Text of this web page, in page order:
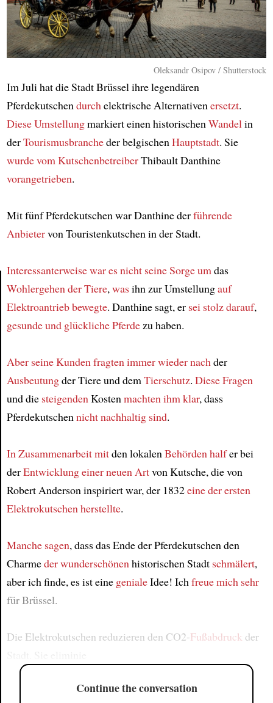
Article
Oleksandr Osipov / Shutterstock
Im Juli hat die Stadt Brüssel ihre legendären
Pferdekutschendurchelektrische Alternativenersetzt.
Diese Umstellungmarkiert einen historischenWandelin
derTourismusbrancheder belgischenHauptstadt. Sie
wurdevom KutschenbetreiberThibault Danthine
vorangetrieben.
Mit fünf Pferdekutschen war Danthine derführende
Anbietervon Touristenkutschen in der Stadt.
Interessanterweisewar es nicht seine Sorge umdas
Wohlergehen der Tiere,wasihn zur Umstellungauf
Elektroantriebbewegte. Danthine sagt, er sei stolz darauf,
gesunde und glückliche Pferdezu haben.
Aber seine Kundenfragten immer wieder nachder
Ausbeutungder Tiere und demTierschutz. Diese Fragen
und die steigendenKostenmachten ihm klar, dass
Pferdekutschennicht nachhaltig sind.
In Zusammenarbeit mitden lokalenBehördenhalfer bei
derEntwicklungeiner neuen Artvon Kutsche, die von
Robert Anderson inspiriert war, der 1832eine der ersten
Elektrokutschenherstellte.
Manche sagen, dass das Ende der Pferdekutschen den
Charmeder wunderschönenhistorischen Stadt schmälert,
aber ich finde, es ist eine genialeIdee! Ichfreue mich sehr
für Brüssel.
Die Elektrokutschen reduzieren den CO2-Fußabdruck der
Continue the conversation